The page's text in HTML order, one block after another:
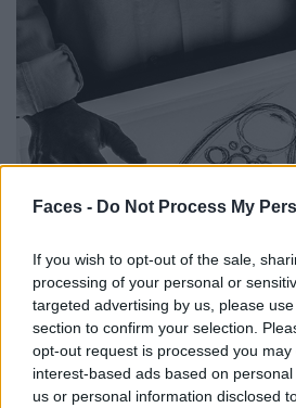
Faces - Do Not Process My
If you wish to opt-out of the sale,
processing of your personal or
targeted advertising by us, please
section to confirm your selection.
opt-out request is processed you may
interest-based ads based on
us or personal information disclosed